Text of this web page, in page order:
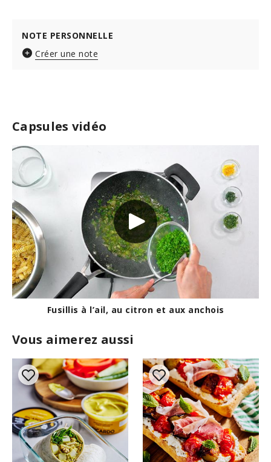
Capsules vidéo
Fusillis à l’ail, au citron et aux anchois
Vous aimerez aussi
NOTE PERSONNELLE
Créer une note